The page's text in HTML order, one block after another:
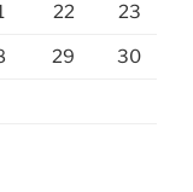
22 23
29 30